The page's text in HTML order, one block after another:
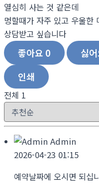
열심히 사는 것 같은데
멍할때가 자주 있고 우울한
상담받고 싶습니다
좋아요 0 싫
인쇄
전체 1
Admin
2026-04-23 01:15
예약날짜에 오시면 되십